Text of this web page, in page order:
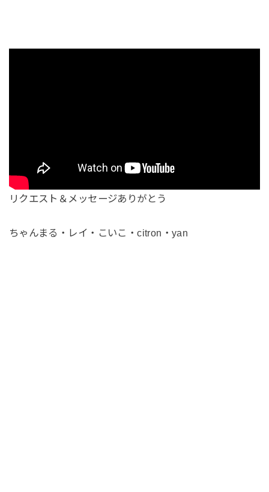
リクエスト＆メッセージありがとう
ちゃんまる・レイ・こいこ・citron・yan